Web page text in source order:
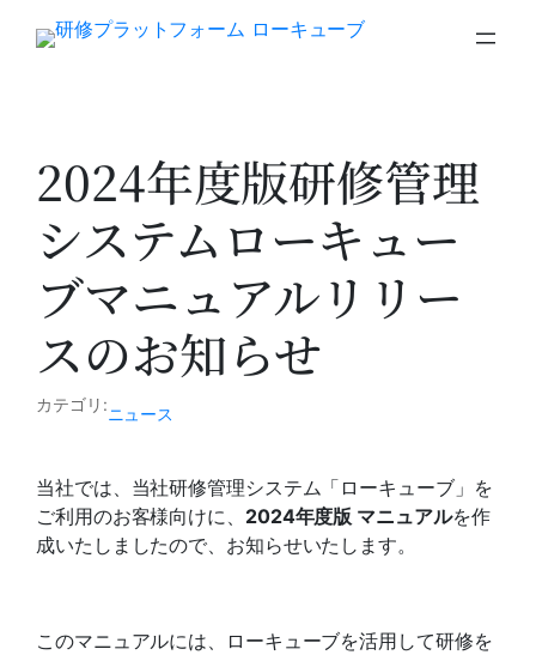
2024年度版研修管理
システムローキュー
ブマニュアルリリー
スのお知らせ
カテゴリ:ニュース
当社では、当社研修管理システム「ローキューブ」を
ご利用のお客様向けに、 2024年度版 マニュアルを作
成いたしましたので、お知らせいたします。
このマニュアルには、ローキューブを活用して研修を